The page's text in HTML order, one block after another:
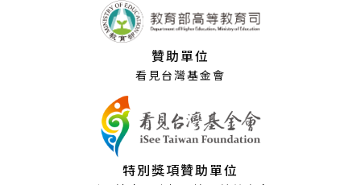
贊助單位
看見台灣基金會
特別獎項贊助單位